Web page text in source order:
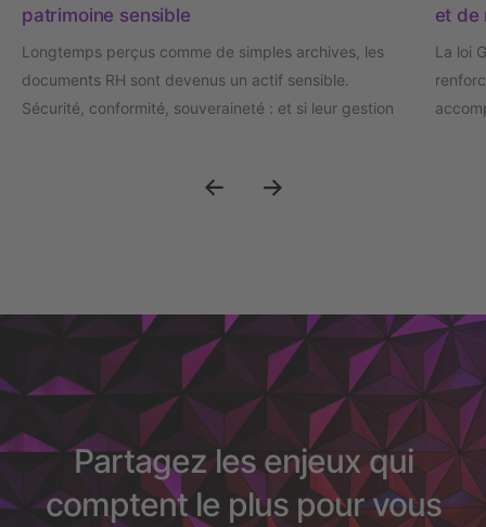
patrimoine sensible
Longtemps perçus comme de simples archives, les
documents RH sont devenus un actif sensible.
Sécurité, conformité, souveraineté : et si leur gestion
et de
La loi
Partagez les enjeux qui
comptent le plus pour vous